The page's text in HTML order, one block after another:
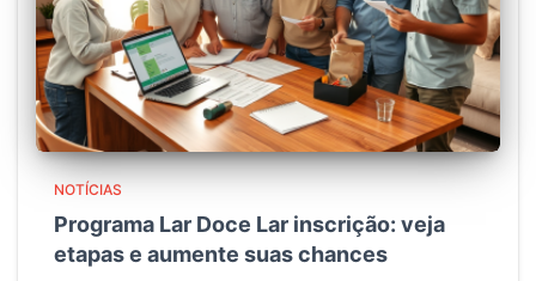
NOTÍCIAS
Programa Lar Doce Lar inscrição: veja
etapas e aumente suas chances